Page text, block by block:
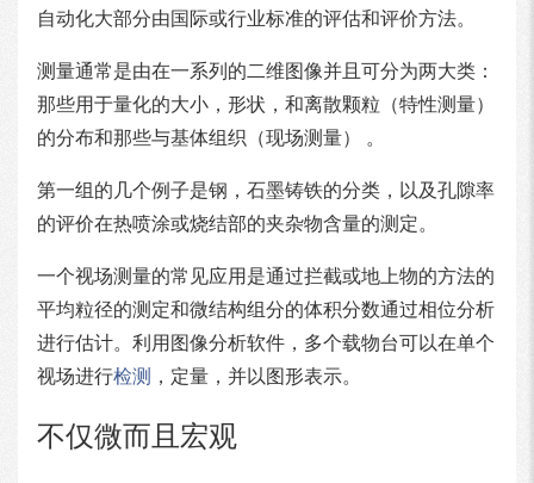
自动化大部分由国际或行业标准的评估和评价方法。
测量通常是由在一系列的二维图像并且可分为两大类：
那些用于量化的大小，形状，和离散颗粒（特性测量）
的分布和那些与基体组织（现场测量） 。
第一组的几个例子是钢，石墨铸铁的分类，以及孔隙率
的评价在热喷涂或烧结部的夹杂物含量的测定。
一个视场测量的常见应用是通过拦截或地上物的方法的
平均粒径的测定和微结构组分的体积分数通过相位分析
进行估计。利用图像分析软件，多个载物台可以在单个
视场进行检测 ，定量，并以图形表示。
不仅微而且宏观